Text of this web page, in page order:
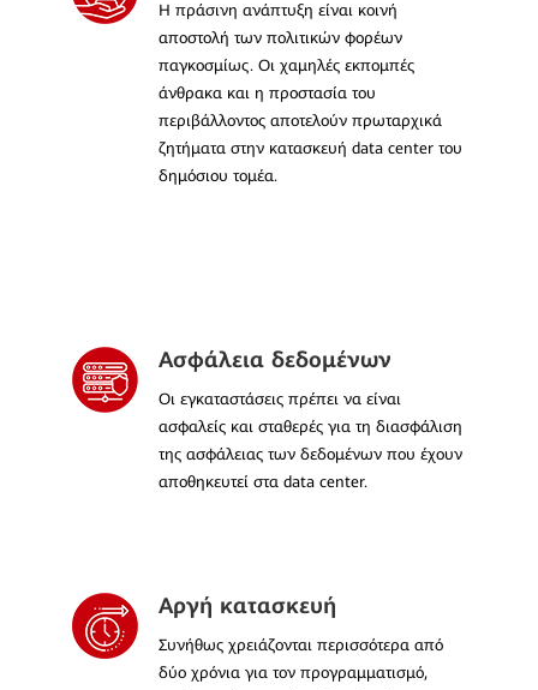
Η πράσινη ανάπτυξη είναι κοινή
αποστολή των πολιτικών φορέων
παγκοσμίως. Οι χαμηλές εκπομπές
άνθρακα και η προστασία του
περιβάλλοντος αποτελούν πρωταρχικά
ζητήματα στην κατασκευή data center του
δημόσιου τομέα.
Ασφάλεια δεδομένων
Οι εγκαταστάσεις πρέπει να είναι
ασφαλείς και σταθερές για τη διασφάλιση
της ασφάλειας των δεδομένων που έχουν
αποθηκευτεί στα data center.
Αργή κατασκευή
Συνήθως χρειάζονται περισσότερα από
δύο χρόνια για τον προγραμματισμό,